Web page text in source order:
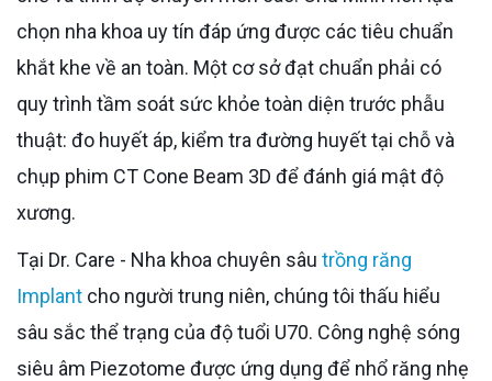
chọn nha khoa uy tín đáp ứng được các tiêu chuẩn
khắt khe về an toàn. Một cơ sở đạt chuẩn phải có
quy trình tầm soát sức khỏe toàn diện trước phẫu
thuật: đo huyết áp, kiểm tra đường huyết tại chỗ và
chụp phim CT Cone Beam 3D để đánh giá mật độ
xương.
Tại Dr. Care - Nha khoa chuyên sâu trồng răng
Implant cho người trung niên, chúng tôi thấu hiểu
sâu sắc thể trạng của độ tuổi U70. Công nghệ sóng
siêu âm Piezotome được ứng dụng để nhổ răng nhẹ